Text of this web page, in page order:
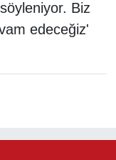
Biz
edeceğiz'